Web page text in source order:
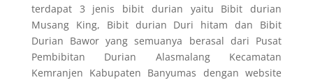
terdapat 3 jenis bibit durian yaitu Bibit durian
Musang King, Bibit durian Duri hitam dan Bibit
Durian Bawor yang semuanya berasal dari Pusat
Pembibitan Durian Alasmalang Kecamatan
Kemranjen Kabupaten Banyumas dengan website